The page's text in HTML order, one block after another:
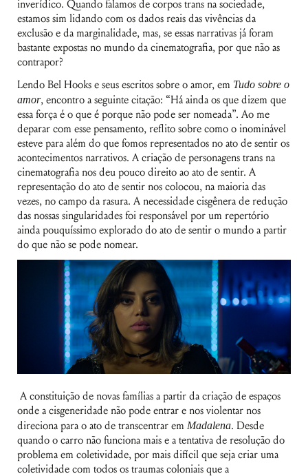
inverídico. Quando falamos de corpos trans na sociedade,
estamos sim lidando com os dados reais das vivências da
exclusão e da marginalidade, mas, se essas narrativas já foram
bastante expostas no mundo da cinematografia, por que não as
contrapor?
Lendo Bel Hooks e seus escritos sobre o amor, em Tudo sobre o
amor, encontro a seguinte citação: “Há ainda os que dizem que
essa força é o que é porque não pode ser nomeada”. Ao me
deparar com esse pensamento, reflito sobre como o inominável
esteve para além do que fomos representados no ato de sentir os
acontecimentos narrativos. A criação de personagens trans na
cinematografia nos deu pouco direito ao ato de sentir. A
representação do ato de sentir nos colocou, na maioria das
vezes, no campo da rasura. A necessidade cisgênera de redução
das nossas singularidades foi responsável por um repertório
ainda pouquíssimo explorado do ato de sentir o mundo a partir
do que não se pode nomear.
A constituição de novas famílias a partir da criação de espaços
onde a cisgeneridade não pode entrar e nos violentar nos
direciona para o ato de transcentrar emMadalena. Desde
quando o carro não funciona mais e a tentativa de resolução do
problema em coletividade, por mais difícil que seja criar uma
coletividade com todos os traumas coloniais que a